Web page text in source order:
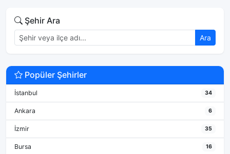
Şehir Ara
Ara
Popüler Şehirler
İstanbul 34
Ankara 6
İzmir 35
Bursa 16